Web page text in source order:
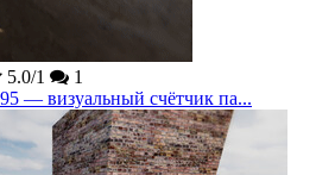
5.0/1
1
— визуальный счётчик па...